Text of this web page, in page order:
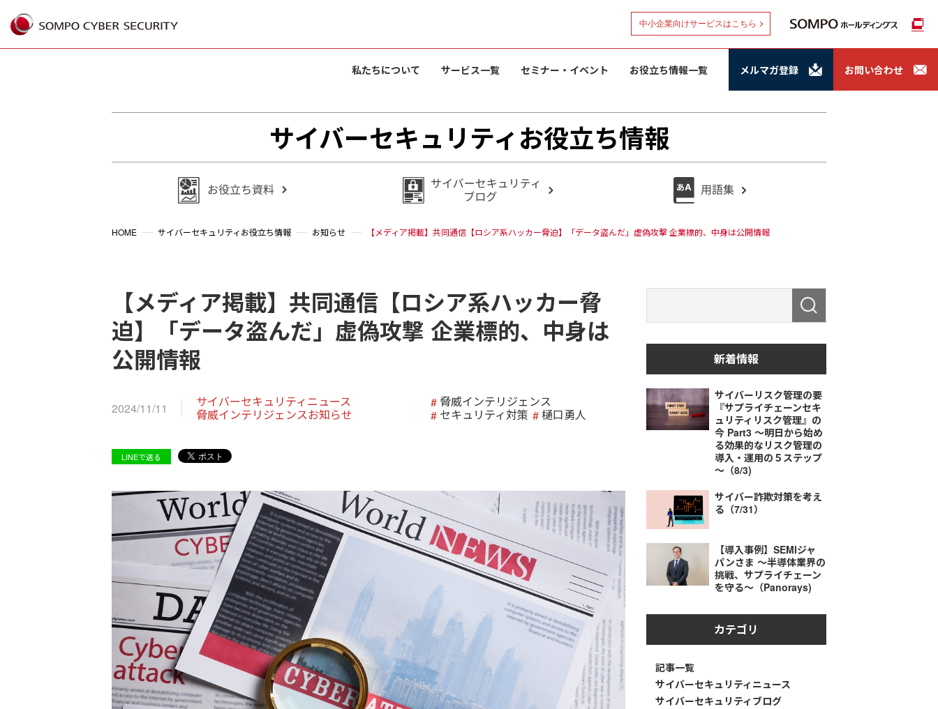
中小企業向けサービスはこちら
私たちについて サービス一覧 セミナー・イベント お役立ち情報一覧 メルマガ登録 お問い合わせ
サイバーセキュリティお役立ち情報
HOME サイバーセキュリティお役立ち情報 お知らせ 【メディア掲載】共同通信【ロシア系ハッカー脅迫】「データ盗んだ」虚偽攻撃 企業標的、中身は公開情報
【メディア掲載】共同通信【ロシア系ハッカー脅
迫】「データ盗んだ」虚偽攻撃 企業標的、中身は
公開情報
2024/11/11
サイバーセキュリティニュース
脅威インテリジェンスお知らせ
脅威インテリジェンス
セキュリティ対策
樋口勇人
LINEで送る
新着情報
サイバーリスク管理の要
『サプライチェーンセキ
ュリティリスク管理』の
今 Part3 ～明日から始め
る効果的なリスク管理の
導入・運用の５ステップ
～（8/3)
サイバー詐欺対策を考え
る（7/31）
【導入事例】SEMIジャ
パンさま ～半導体業界の
挑戦、サプライチェーン
を守る～（Panorays)
カテゴリ
記事一覧
サイバーセキュリティニュース
サイバーセキュリティブログ